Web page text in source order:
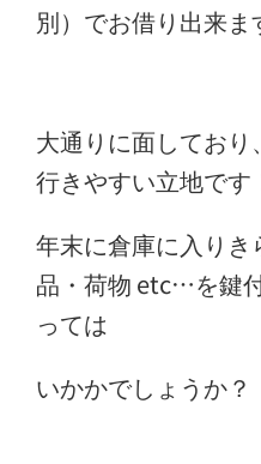
別）でお借り出来ま
大通りに面してお
行きやすい立地です
年末に倉庫に入り
品・荷物 etc…を鍵
っては
いかかでしょうか？